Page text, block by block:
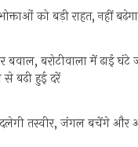
को बड़ी राहत, नहीं
बवाल, बरोटीवाला में ढाई
से बढ़ी हुई दरें
तस्वीर, जंगल बचेंगे और